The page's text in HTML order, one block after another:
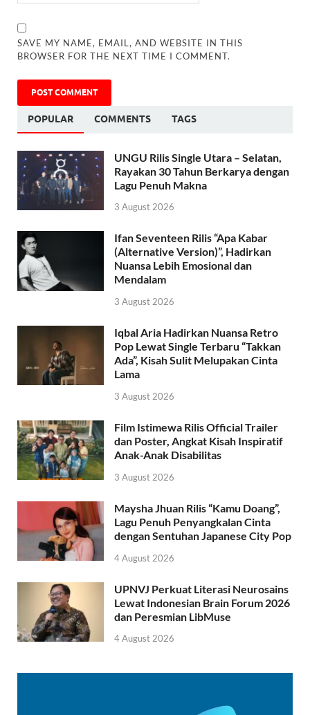
SAVE MY NAME, EMAIL, AND WEBSITE IN THIS
BROWSER FOR THE NEXT TIME I COMMENT.
POPULAR COMMENTS TAGS
UNGU Rilis Single Utara – Selatan,
Rayakan 30 Tahun Berkarya dengan
Lagu Penuh Makna
3 August 2026
Ifan Seventeen Rilis “Apa Kabar
(Alternative Version)”, Hadirkan
Nuansa Lebih Emosional dan
Mendalam
3 August 2026
Iqbal Aria Hadirkan Nuansa Retro
Pop Lewat Single Terbaru “Takkan
Ada”, Kisah Sulit Melupakan Cinta
Lama
3 August 2026
Film Istimewa Rilis Official Trailer
dan Poster, Angkat Kisah Inspiratif
Anak-Anak Disabilitas
3 August 2026
Maysha Jhuan Rilis “Kamu Doang”,
Lagu Penuh Penyangkalan Cinta
dengan Sentuhan Japanese City Pop
4 August 2026
UPNVJ Perkuat Literasi Neurosains
Lewat Indonesian Brain Forum 2026
dan Peresmian LibMuse
4 August 2026